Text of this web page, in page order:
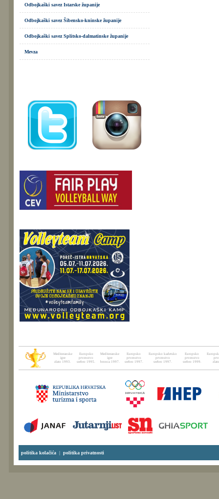
Odbojkaški savez Istarske županije
Odbojkaški savez Šibensko-kninske županije
Odbojkaški savez Splitsko-dalmatinske županije
Mevza
Mediteranske
igre
zlato 1993.
Europsko
prvenstvo
srebro 1995.
Mediteranske
igre
bronca 1997.
Europsko
prvenstvo
srebro 1997.
Europsko kadetsko
prvenstvo
srebro 1997.
Europsko
prvenstvo
srebro 1999.
politika kolačića| politika privatnosti